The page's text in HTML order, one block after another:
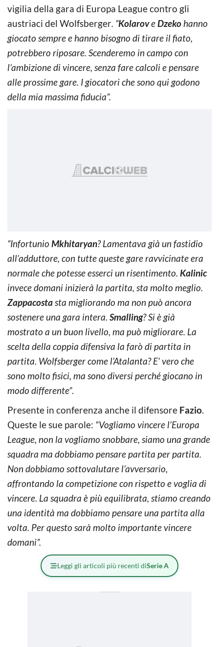
vigilia della gara di Europa League contro gli
austriaci del Wolfsberger. “KolaroveDzeko hanno
giocato sempre e hanno bisogno di tirare il fiato,
potrebbero riposare. Scenderemo in campo con
l’ambizione di vincere, senza fare calcoli e pensare
alle prossime gare. I giocatori che sono qui godono
della mia massima fiducia”.
“Infortunio Mkhitaryan? Lamentava già un fastidio
all’adduttore, con tutte queste gare ravvicinate era
normale che potesse esserci un risentimento. Kalinic
invece domani inizierà la partita, sta molto meglio.
Zappacostasta migliorando ma non può ancora
sostenere una gara intera. Smalling? Si è già
mostrato a un buon livello, ma può migliorare. La
scelta della coppia difensiva la farò di partita in
partita. Wolfsberger come l’Atalanta? E’ vero che
sono molto fisici, ma sono diversi perché giocano in
modo differente”.
Presente in conferenza anche il difensore Fazio.
Queste le sue parole: “Vogliamo vincere l’Europa
League, non la vogliamo snobbare, siamo una grande
squadra ma dobbiamo pensare partita per partita.
Non dobbiamo sottovalutare l’avversario,
affrontando la competizione con rispetto e voglia di
vincere. La squadra è più equilibrata, stiamo creando
una identità ma dobbiamo pensare una partita alla
volta. Per questo sarà molto importante vincere
domani”.
Leggi gli articoli più recenti diSerie A